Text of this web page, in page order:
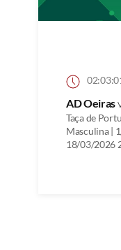
AD Oeiras
Taça de
Masculina |
18/03/2026